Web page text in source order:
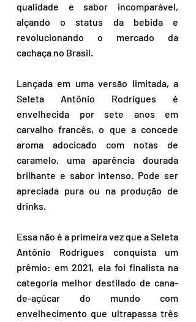
qualidade e sabor incomparável,
alçando o status da bebida e
revolucionando o mercado da
cachaça no Brasil.
Lançada em uma versão limitada, a
Seleta Antônio Rodrigues é
envelhecida por sete anos em
carvalho francês, o que a concede
aroma adocicado com notas de
caramelo, uma aparência dourada
brilhante e sabor intenso. Pode ser
apreciada pura ou na produção de
drinks.
Essa não é a primeira vez que a Seleta
Antônio Rodrigues conquista um
prêmio: em 2021, ela foi finalista na
categoria melhor destilado de cana-
de-açúcar do mundo com
envelhecimento que ultrapassa três